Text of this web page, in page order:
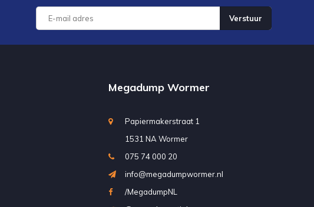
Verstuur
Megadump Wormer
Papiermakerstraat 1
1531 NA Wormer
075 74 000 20
info@megadumpwormer.nl
/MegadumpNL